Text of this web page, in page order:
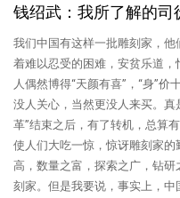
钱绍武：我所了解的司
我们中国有这样一批雕刻家，
着难以忍受的困难，安贫乐道
人偶然博得“天颜有喜”，“身”价
没人关心，当然更没人来买。真
革”结束之后，有了转机，总算
使人们大吃一惊，惊讶雕刻家
高，数量之富，探索之广，钻
刻家。但是我要说，事实上，